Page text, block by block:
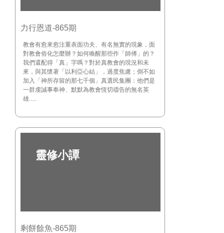
力行恩道-865期
教會有愈來愈注重表面功夫、有名無實的現象，面
對教會俗化怎麼辦？如何喚醒那些作「師傅」的？
我們還配得「真」字嗎？對於真教會的現況和未
來，與其懷著「以利亞心結」，過度焦慮；倒不如
加入「神所存留的那七千個」真選民集團：他們是
一群虔誠事奉神、默默為教會恆切禱告的無名英
雄.....
靈修小譚
剩餅餘魚-865期